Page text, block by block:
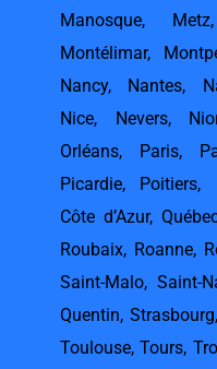
Manosque, Metz
Montélimar,
Nancy, Nantes,
Nice, Nevers,
Orléans, Paris,
Picardie, Poitiers,
Côte d’Azur,
Roubaix, Roanne,
Saint-Malo, Saint-
Quentin, Strasbourg,
Toulouse,Tours,